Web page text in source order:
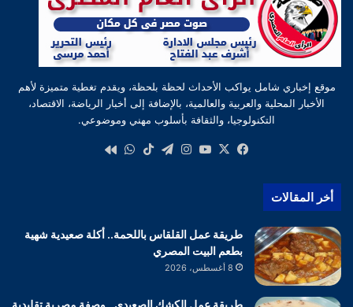
موقع إخباري شامل يواكب الأحداث لحظة بلحظة، ويقدم تغطية متميزة لأهم
الأخبار المحلية والعربية والعالمية، بالإضافة إلى أخبار الرياضة، الاقتصاد،
التكنولوجيا، والثقافة بأسلوب مهني وموضوعي.
فيسبوك
‫X
‫YouTube
انستقرام
تيلقرام‫TikTokواتساب
أخر المقالات
طريقة عمل القلقاس باللحمة.. أكلة صعيدية شهية
بطعم البيت المصري
8 أغسطس، 2026